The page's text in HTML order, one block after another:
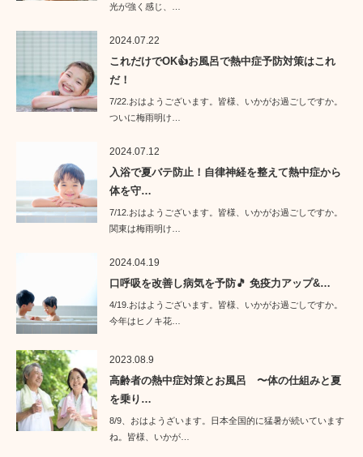
光が強く感じ、…
2024.07.22
これだけでOK👍お風呂で熱中症予防対策はこれ
だ！
7/22.おはようございます。皆様、いかがお過ごしですか。
ついに梅雨明け…
2024.07.12
入浴で夏バテ防止！自律神経を整えて熱中症から
体を守…
7/12.おはようございます。皆様、いかがお過ごしですか。
関東は梅雨明け…
2024.04.19
口呼吸を改善し病気を予防🎵 免疫力アップ&…
4/19.おはようございます。皆様、いかがお過ごしですか。
今年はヒノキ花…
2023.08.9
高齢者の熱中症対策とお風呂 〜体の仕組みと夏
を乗り…
8/9、おはようざいます。日本全国的に猛暑が続いています
ね。皆様、いかが…